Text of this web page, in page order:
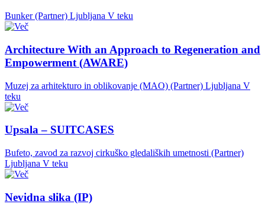
Bunker (Partner) Ljubljana V teku
Architecture With an Approach to Regeneration and
Empowerment (AWARE)
Muzej za arhitekturo in oblikovanje (MAO) (Partner) Ljubljana V
teku
Upsala – SUITCASES
Bufeto, zavod za razvoj cirkuško gledaliških umetnosti (Partner)
Ljubljana V teku
Nevidna slika (IP)